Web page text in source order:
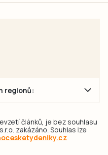
regionů:
článků, je bez souhlasu
zakázáno. Souhlas lze
.